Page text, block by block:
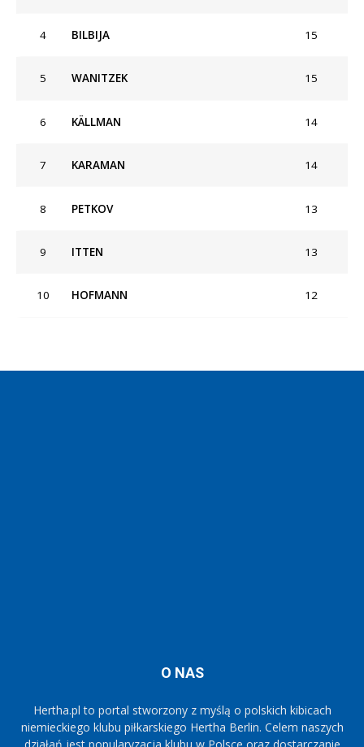
4 BILBIJA 15
5 WANITZEK 15
6 KÄLLMAN 14
7 KARAMAN 14
8 PETKOV 13
9 ITTEN 13
10 HOFMANN 12
O NAS
Hertha.pl to portal stworzony z myślą o polskich kibicach
niemieckiego klubu piłkarskiego Hertha Berlin. Celem naszych
działań jest popularyzacja klubu w Polsce oraz dostarczanie